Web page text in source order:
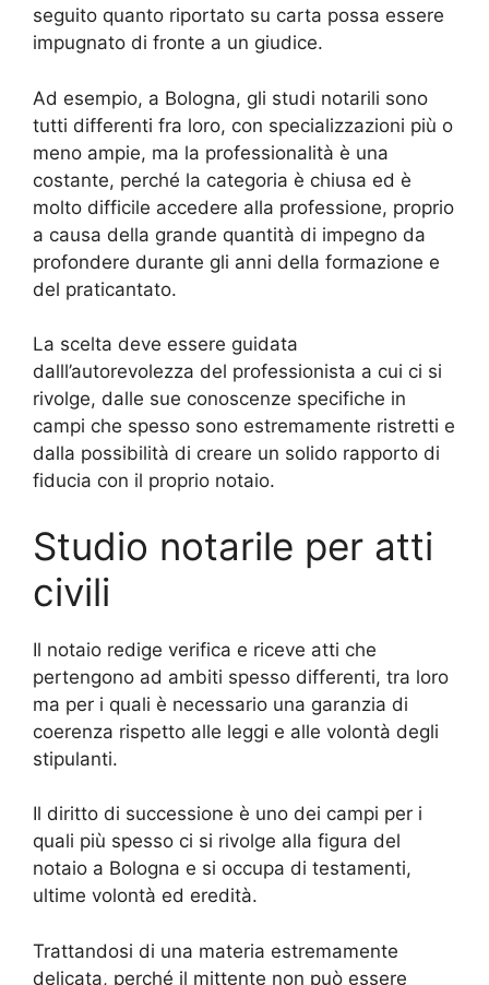
seguito quanto riportato su carta possa essere
impugnato di fronte a un giudice.
Ad esempio, a Bologna, gli studi notarili sono
tutti differenti fra loro, con specializzazioni più o
meno ampie, ma la professionalità è una
costante, perché la categoria è chiusa ed è
molto difficile accedere alla professione, proprio
a causa della grande quantità di impegno da
profondere durante gli anni della formazione e
del praticantato.
La scelta deve essere guidata
dalll’autorevolezza del professionista a cui ci si
rivolge, dalle sue conoscenze specifiche in
campi che spesso sono estremamente ristretti e
dalla possibilità di creare un solido rapporto di
fiducia con il proprio notaio.
Studio notarile per atti
civili
Il notaio redige verifica e riceve atti che
pertengono ad ambiti spesso differenti, tra loro
ma per i quali è necessario una garanzia di
coerenza rispetto alle leggi e alle volontà degli
stipulanti.
Il diritto di successione è uno dei campi per i
quali più spesso ci si rivolge alla figura del
notaio a Bologna e si occupa di testamenti,
ultime volontà ed eredità.
Trattandosi di una materia estremamente
delicata, perché il mittente non può essere